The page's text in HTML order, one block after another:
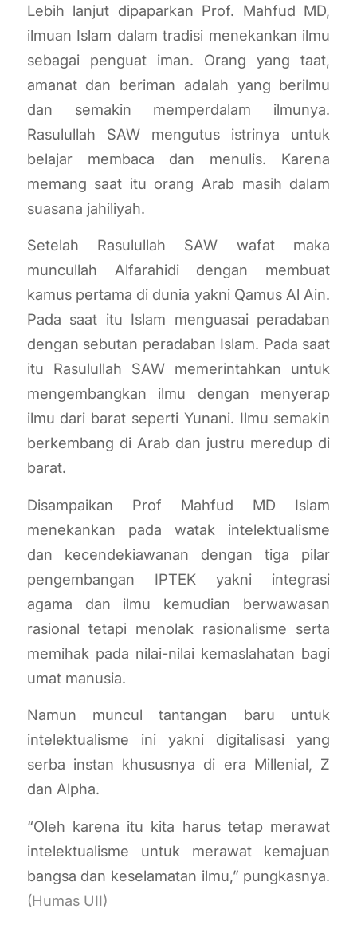
Lebih lanjut dipaparkan Prof. Mahfud MD,
ilmuan Islam dalam tradisi menekankan ilmu
sebagai penguat iman. Orang yang taat,
amanat dan beriman adalah yang berilmu
dan semakin memperdalam ilmunya.
Rasulullah SAW mengutus istrinya untuk
belajar membaca dan menulis. Karena
memang saat itu orang Arab masih dalam
suasana jahiliyah.
Setelah Rasulullah SAW wafat maka
muncullah Alfarahidi dengan membuat
kamus pertama di dunia yakni Qamus Al Ain.
Pada saat itu Islam menguasai peradaban
dengan sebutan peradaban Islam. Pada saat
itu Rasulullah SAW memerintahkan untuk
mengembangkan ilmu dengan menyerap
ilmu dari barat seperti Yunani. Ilmu semakin
berkembang di Arab dan justru meredup di
barat.
Disampaikan Prof Mahfud MD Islam
menekankan pada watak intelektualisme
dan kecendekiawanan dengan tiga pilar
pengembangan IPTEK yakni integrasi
agama dan ilmu kemudian berwawasan
rasional tetapi menolak rasionalisme serta
memihak pada nilai-nilai kemaslahatan bagi
umat manusia.
Namun muncul tantangan baru untuk
intelektualisme ini yakni digitalisasi yang
serba instan khususnya di era Millenial, Z
dan Alpha.
“Oleh karena itu kita harus tetap merawat
intelektualisme untuk merawat kemajuan
bangsa dan keselamatan ilmu,” pungkasnya.
(Humas UII)